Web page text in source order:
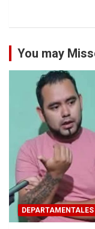
You may
DEPARTAMENTALES